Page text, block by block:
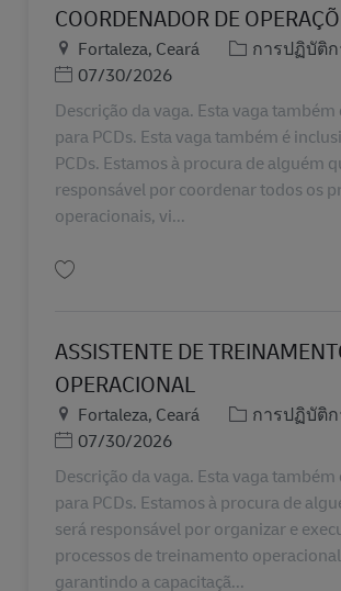
COORDENADOR DE
สถานที่
Fortaleza, Ceará หมวดหมู่
การปฏิบัติก
Posted Date
07/30/2026
Descrição da vaga. Esta vaga
para PCDs. Esta vaga também é
PCDs. Estamos à procura de alguém
responsável por coordenar todos os
operacionais, vi...
ASSISTENTE DE
OPERACIONAL
สถานที่
Fortaleza, Ceará หมวดหมู่
การปฏิบัติก
Posted Date
07/30/2026
Descrição da vaga. Esta vaga
para PCDs. Estamos à procura de
será responsável por organizar e
processos de treinamento
garantindo a capacitaçã...